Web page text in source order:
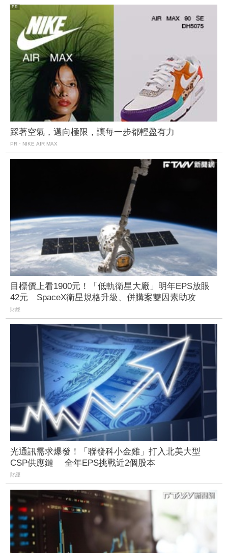
踩著空氣，邁向極限，讓每一步都輕盈有力
PR・NIKE AIR MAX
目標價上看1900元！「低軌衛星大廠」明年EPS放眼
42元 SpaceX衛星規格升級、併購案雙因素助攻
財經
光通訊需求爆發！「聯發科小金雞」打入北美大型
CSP供應鏈 全年EPS挑戰近2個股本
財經